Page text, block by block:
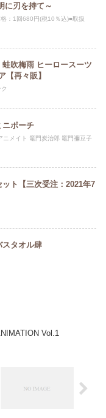
に刃を持て～
：1回680円(税10％込)■取扱
吹梅雨 ヒーロースーツ
【再々販】
ニポーチ
メイト 竈門炭治郎 竈門禰豆子
ト【三次受注：2021年7
スタオル肆
Vol.1